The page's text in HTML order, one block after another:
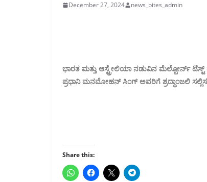
December 27, 2024 news_bites_admin
ಭಾರತ ಮತ್ತು ಆಸ್ಟ್ರೇಲಿಯಾ ನಡುವಿನ ಮೆಲ್ಬೋರ್ನ್
ಪ್ರಧಾನಿ ಮನಮೋಹನ್ ಸಿಂಗ್ ಅವರಿಗೆ ಶ್ರದ್ಧಾಂಜಲಿ
Share this: